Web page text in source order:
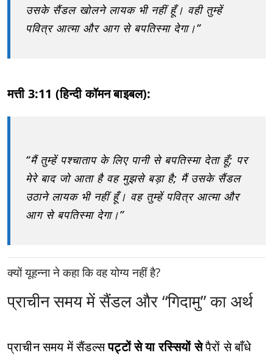
उसके सैंडल खोलने लायक भी नहीं हूँ। वही तुम्हें
पवित्र आत्मा और आग से बपतिस्मा देगा।”
मत्ती 3:11 (हिन्दी कॉमन बाइबल):
“मैं तुम्हें पश्चाताप के लिए पानी से बपतिस्मा देता हूँ; पर
मेरे बाद जो आता है वह मुझसे बड़ा है; मैं उसके सैंडल
उठाने लायक भी नहीं हूँ। वह तुम्हें पवित्र आत्मा और
आग से बपतिस्मा देगा।”
क्यों यूहन्ना ने कहा कि वह योग्य नहीं है?
प्राचीन समय में सैंडल और “गिदामु” का अर्थ
प्राचीन समय में सैंडल्सपट्टों से या रस्सियों सेपैरों से बाँधे